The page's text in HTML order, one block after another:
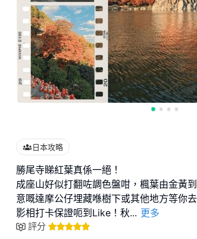
日本攻略
勝尾寺睇紅葉真係一絕！
成座山好似打翻咗調色盤咁，楓葉由金黃
意嘅達摩公仔埋藏喺樹下或其他地方等你去
影相打卡保證呃到Like！秋... 更多
評分